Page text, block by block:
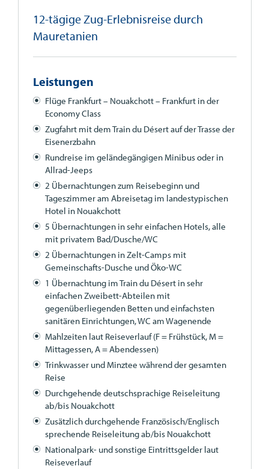
12-tägige Zug-Erlebnisreise durch
Mauretanien
Leistungen
Flüge Frankfurt – Nouakchott – Frankfurt in der
Economy Class
Zugfahrt mit dem Train du Désert auf der Trasse der
Eisenerzbahn
Rundreise im geländegängigen Minibus oder in
Allrad-Jeeps
2 Übernachtungen zum Reisebeginn und
Tageszimmer am Abreisetag im landestypischen
Hotel in Nouakchott
5 Übernachtungen in sehr einfachen Hotels, alle
mit privatem Bad/Dusche/WC
2 Übernachtungen in Zelt-Camps mit
Gemeinschafts-Dusche und Öko-WC
1 Übernachtung im Train du Désert in sehr
einfachen Zweibett-Abteilen mit
gegenüberliegenden Betten und einfachsten
sanitären Einrichtungen, WC am Wagenende
Mahlzeiten laut Reiseverlauf (F = Frühstück, M =
Mittagessen, A = Abendessen)
Trinkwasser und Minztee während der gesamten
Reise
Durchgehende deutschsprachige Reiseleitung
ab/bis Nouakchott
Zusätzlich durchgehende Französisch/Englisch
sprechende Reiseleitung ab/bis Nouakchott
Nationalpark- und sonstige Eintrittsgelder laut
Reiseverlauf